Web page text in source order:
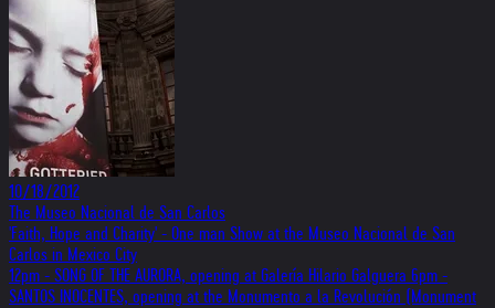
10/18/2012
The Museo Nacional de San Carlos
'Faith, Hope and Charity' - One man Show at the Museo Nacional de San
Carlos in Mexico City
12pm - SONG OF THE AURORA, opening at Galería Hilario Galguera 6pm -
SANTOS INOCENTES, opening at the Monumento a la Revolución (Monument